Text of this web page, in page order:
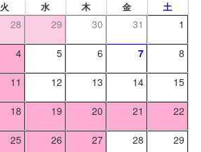
火 水 木 金 土
28 29 30 31 1
4 5 6 7 8
11 12 13 14 15
18 19 20 21 22
25 26 27 28 29